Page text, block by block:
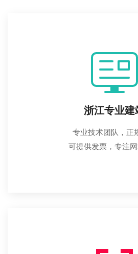
浙江专业建
专业技术团队，正
可提供发票，专注